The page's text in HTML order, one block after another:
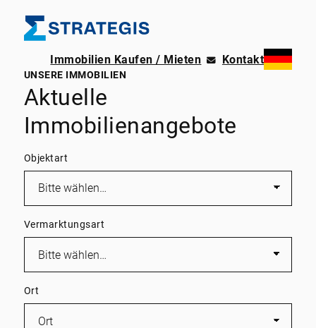
Immobilien Kaufen / Mieten Kontakt
UNSERE IMMOBILIEN
Aktuelle
Immobilienangebote
Objektart
Vermarktungsart
Ort